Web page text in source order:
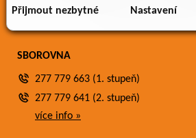
důsledku toho, že používáte jejich služby.
Přijmout nezbytné Nastavení
SBOROVNA
277 779 663 (1. stupeň)
277 779 641 (2. stupeň)
více info »